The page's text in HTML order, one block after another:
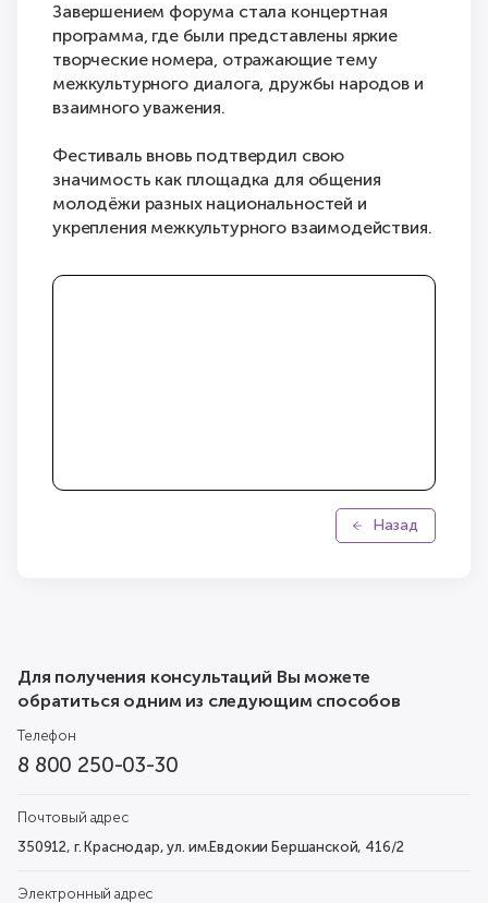
Завершением форума стала концертная
программа, где были представлены яркие
творческие номера, отражающие тему
межкультурного диалога, дружбы народов и
взаимного уважения.
Фестиваль вновь подтвердил свою
значимость как площадка для общения
молодёжи разных национальностей и
укрепления межкультурного взаимодействия.
Назад
Для получения консультаций Вы можете
обратиться одним из следующим способов
Телефон
8 800 250-03-30
Почтовый адрес
350912, г. Краснодар, ул. им.Евдокии Бершанской, 416/2
Электронный адрес